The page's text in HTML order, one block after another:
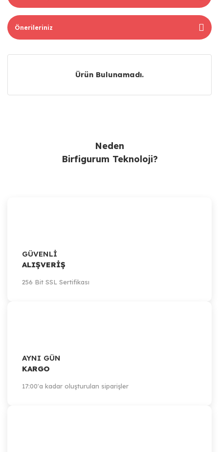
Önerileriniz
Ürün Bulunamadı.
Neden
Birfigurum Teknoloji?
GÜVENLİ
ALIŞVERİŞ
256 Bit SSL Sertifikası
AYNI GÜN
KARGO
17:00'a kadar oluşturulan siparişler